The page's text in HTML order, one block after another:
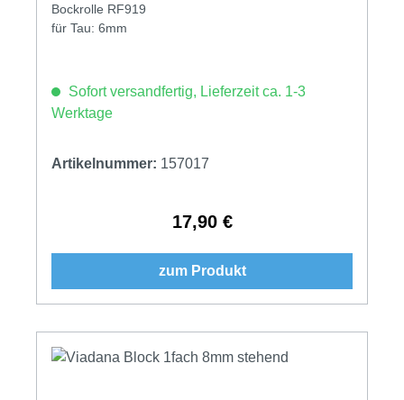
Bockrolle RF919
für Tau: 6mm
Sofort versandfertig, Lieferzeit ca. 1-3
Werktage
Artikelnummer: 157017
Regulärer Preis:
17,90 €
zum Produkt